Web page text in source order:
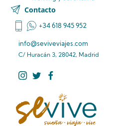
Contacto
+34 618 945 952
info@seviveviajes.com
C/ Huracán 3, 28042, Madrid